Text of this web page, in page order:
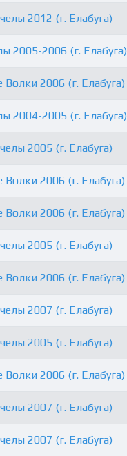
2012 (г. Елабуга)
2005-2006 (г. Елабуга)
2006 (г. Елабуга)
2004-2005 (г. Елабуга)
2005 (г. Елабуга)
2006 (г. Елабуга)
2006 (г. Елабуга)
2005 (г. Елабуга)
2006 (г. Елабуга)
2007 (г. Елабуга)
2005 (г. Елабуга)
2006 (г. Елабуга)
2007 (г. Елабуга)
2007 (г. Елабуга)